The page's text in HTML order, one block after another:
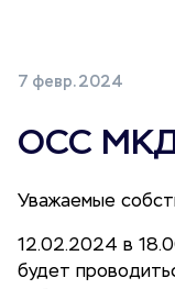
7 февр. 2024
ОСС
Уважаемые
12.02.2024 в
будет